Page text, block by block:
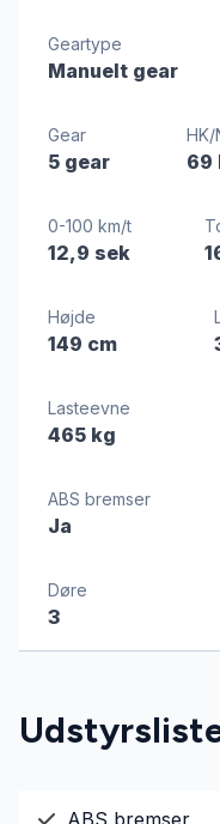
Geartype
Manuelt gear
Gear
5 gear
HK/
69
0-100 km/t
12,9 sek
Højde
149 cm
Lasteevne
465 kg
ABS bremser
Ja
Døre
3